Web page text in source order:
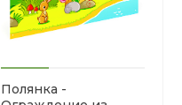
Полянка -